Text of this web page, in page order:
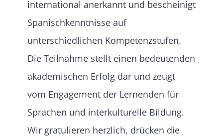
international anerkannt und bescheinigt
Spanischkenntnisse auf
unterschiedlichen Kompetenzstufen.
Die Teilnahme stellt einen bedeutenden
akademischen Erfolg dar und zeugt
vom Engagement der Lernenden für
Sprachen und interkulturelle Bildung.
Wir gratulieren herzlich, drücken die